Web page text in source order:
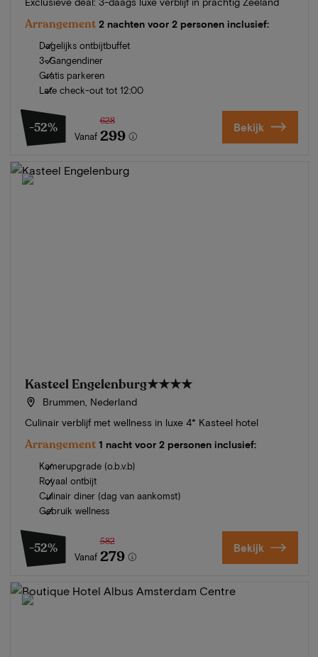
Arrangement 2 nachten voor 2 personen inclusief:
Dagelijks ontbijtbuffet
3-Gangendiner
Gratis parkeren
Late check-out tot 12:00
-52%
Vanaf
628
299 Bekijk
Kasteel Engelenburg★★★★
Brummen, Nederland
Culinair verblijf met wellness in luxe 4* Kasteel hotel
Arrangement 1 nacht voor 2 personen inclusief:
Kamerupgrade (o.b.v.b)
Royaal ontbijt
Culinair diner (dag van aankomst)
Gebruik wellness
-52%
Vanaf
582
279 Bekijk